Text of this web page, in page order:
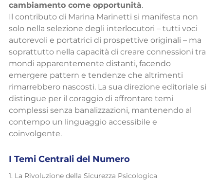
cambiamento come opportunità.
Il contributo di Marina Marinetti si manifesta non
solo nella selezione degli interlocutori – tutti voci
autorevoli e portatrici di prospettive originali – ma
soprattutto nella capacità di creare connessioni tra
mondi apparentemente distanti, facendo
emergere pattern e tendenze che altrimenti
rimarrebbero nascosti. La sua direzione editoriale si
distingue per il coraggio di affrontare temi
complessi senza banalizzazioni, mantenendo al
contempo un linguaggio accessibile e
coinvolgente.
I Temi Centrali del Numero
1. La Rivoluzione della Sicurezza Psicologica